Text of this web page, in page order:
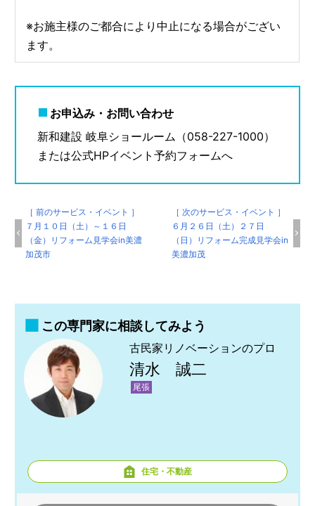
※お施主様のご都合により中止になる場合がござい
ます。
お申込み・お問い合わせ
新和建設 岐阜ショールーム（058-227-1000）
または公式HPイベント予約フォームへ
［ 前のサービス・イベント ］
７月１０日（土）～１６日
（金）リフォーム見学会in美濃
加茂市
［ 次のサービス・イベント ］
６月２６日（土）２７日
（日）リフォーム完成見学会in
美濃加茂
この専門家に相談してみよう
古民家リノベーションのプロ
清水 誠二
尾張
住宅・不動産